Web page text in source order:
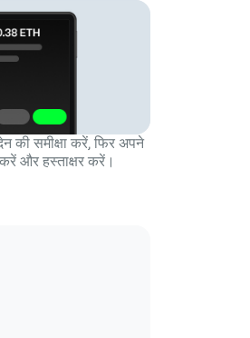
की समीक्षा करें, फिर अपने
करें और हस्ताक्षर करें।